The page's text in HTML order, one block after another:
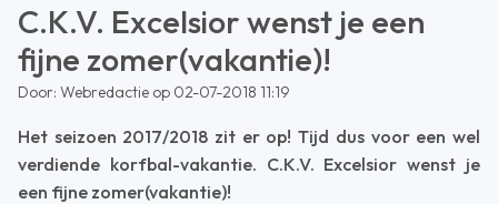
C.K.V. Excelsior wenst je een
fijne zomer(vakantie)!
Door: Webredactie op 02-07-2018 11:19
Het seizoen 2017/2018 zit er op! Tijd dus voor een wel
verdiende korfbal-vakantie. C.K.V. Excelsior wenst je
een fijne zomer(vakantie)!